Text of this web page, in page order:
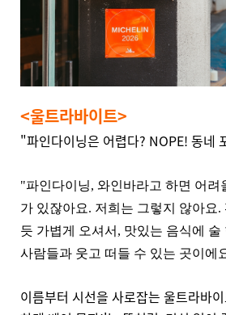
<울트라바이트>
"파인다이닝은 어렵다? NOPE! 동네
"파인다이닝, 와인바라고 하면 어려
가 있잖아요. 저희는 그렇지 않아요.
듯 가볍게 오셔서, 맛있는 음식에 술
사람들과 웃고 떠들 수 있는 곳이에
이름부터 시선을 사로잡는 울트라바